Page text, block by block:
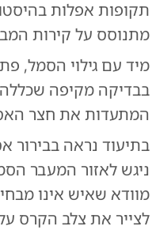
תקופות אפלות
מתנוסס על קירות
מיד עם גילוי הסמל,
בבדיקה מקיפה
המתעדות את חצר
בתיעוד נראה בבירור
ניגש לאזור המעבר
מוודא שאיש אינו
לצייר את צלב הקרס